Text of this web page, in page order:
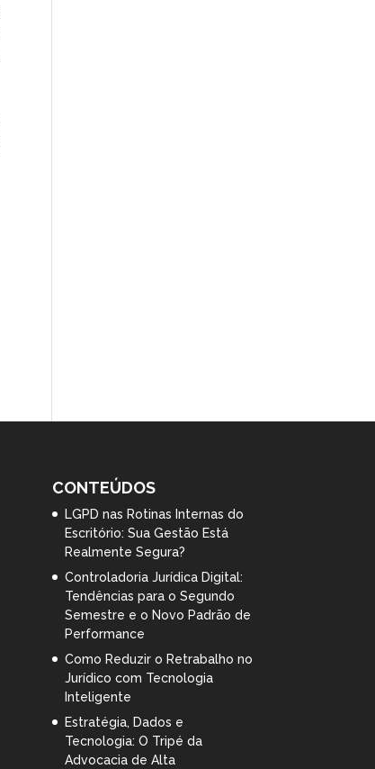
CONTEÚDOS
LGPD nas Rotinas Internas do
Escritório: Sua Gestão Está
Realmente Segura?
Controladoria Jurídica Digital:
Tendências para o Segundo
Semestre e o Novo Padrão de
Performance
Como Reduzir o Retrabalho no
Jurídico com Tecnologia
Inteligente
Estratégia, Dados e
Tecnologia: O Tripé da
Advocacia de Alta